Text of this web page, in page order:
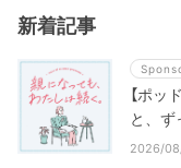
新着記事
【ポッ
と、ず
2026/